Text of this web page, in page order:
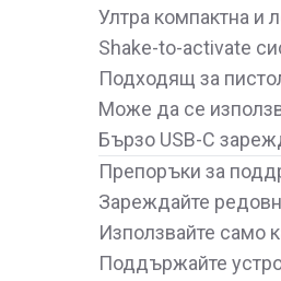
Ултра компактна и
Shake-to-activate
Подходящ за
Може да се
Бързо USB-C
Препоръки за
Зареждайте
Използвайте само
Поддържайте